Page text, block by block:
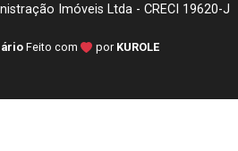
Imóveis Ltda - CRECI 19620-J
Feito com por KUROLE